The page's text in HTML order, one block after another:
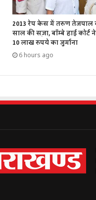
2013 रेप केस में तरुण तेजपाल
साल की सज़ा, बॉम्बे हाई कोर्ट
10 लाख रुपये का जुर्माना
6 hours ago